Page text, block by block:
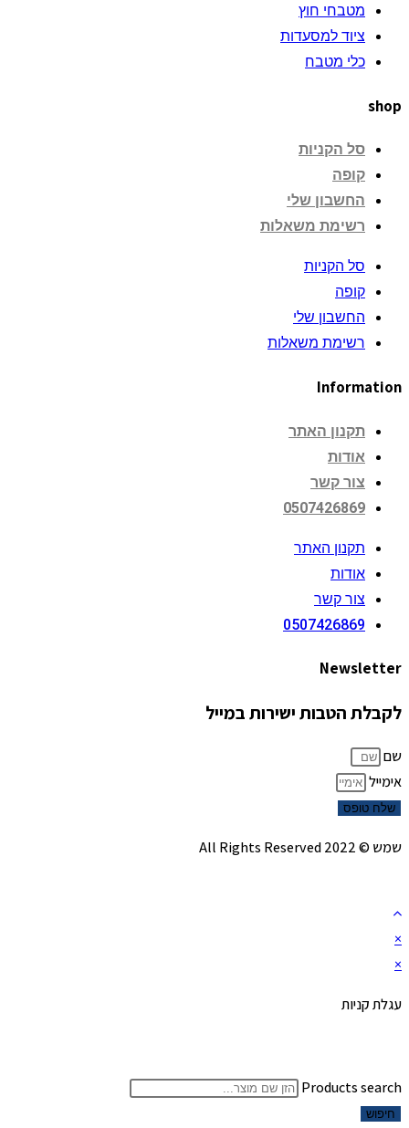
מטבחי חוץ
ציוד למסעדות
כלי מטבח
shop
סל הקניות
קופה
החשבון שלי
רשימת משאלות
סל הקניות
קופה
החשבון שלי
רשימת משאלות
Information
תקנון האתר
אודות
צור קשר
0507426869
תקנון האתר
אודות
צור קשר
0507426869
Newsletter
לקבלת הטבות ישירות במייל
שם
אימייל
שלח טופס
שמש © 2022 All Rights Reserved
עגלת קניות
Products search
חיפוש